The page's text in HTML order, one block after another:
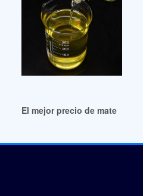
y buena estabilidad en
El mejor precio de material